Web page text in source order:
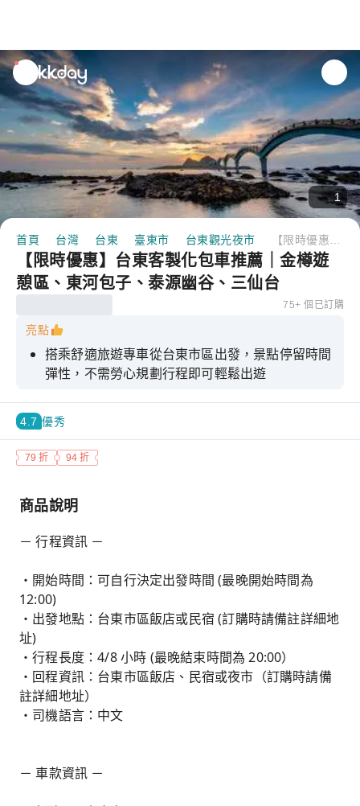
unread
notifications
1
首頁 台灣 台東 臺東市 台東觀光夜市
【限時優惠】台東客製化包車推薦｜金樽遊
憩區、東河包子、泰源幽谷、三仙台
75+ 個已訂購
亮點
搭乘舒適旅遊專車從台東市區出發，景點停留時間
彈性，不需勞心規劃行程即可輕鬆出遊
親身走訪台東美不勝收的山林與濱海景點，搭配在
地知名美食，可謂視覺與味覺的雙重饗宴
由專業司機接送，沿途可欣賞山水美景或閉目養
神，享受旅行的美好
4.7 優秀
79 折 94 折
商品說明
－ 行程資訊 －
・開始時間：可自行決定出發時間 (最晚開始時間為
12:00)
・出發地點：台東市區飯店或民宿 (訂購時請備註詳細地
址)
・行程長度：4/8 小時 (最晚結束時間為 20:00）
・回程資訊：台東市區飯店、民宿或夜市（訂購時請備
註詳細地址）
・司機語言：中文
－ 車款資訊 －